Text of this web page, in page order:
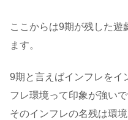
ここからは9期が残した遊
ます。
9期と言えばインフレをイ
フレ環境って印象が強い
そのインフレの名残は環